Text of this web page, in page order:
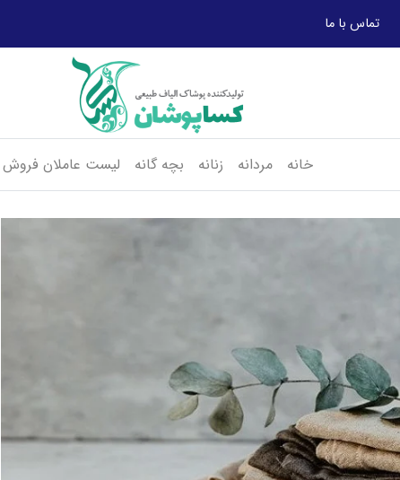
تماس با ما
خانه مردانه زنانه بچه گانه لیست عاملان فروش